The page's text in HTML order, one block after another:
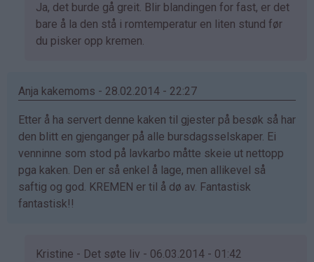
Som
svar
på
Mari
bekreftet)
Ja, det burde gå greit. Blir blandingen for fast, er det
bare å la den stå i romtemperatur en liten stund før
du pisker opp kremen.
Anja kakemoms - 28.02.2014 - 22:27
Etter å ha servert denne kaken til gjester på besøk så har
den blitt en gjenganger på alle bursdagsselskaper. Ei
venninne som stod på lavkarbo måtte skeie ut nettopp
pga kaken. Den er så enkel å lage, men allikevel så
saftig og god. KREMEN er til å dø av. Fantastisk
fantastisk!!
Kristine - Det søte liv - 06.03.2014 - 01:42